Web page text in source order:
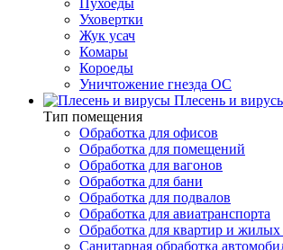
Пухоеды
Уховертки
Жук усач
Комары
Короеды
Уничтожение гнезда ОС
Плесень и
Тип помещения
Обработка для офисов
Обработка для помещений
Обработка для вагонов
Обработка для бани
Обработка для подвалов
Обработка для авиатранспорта
Обработка для квартир и
Санитарная обработка